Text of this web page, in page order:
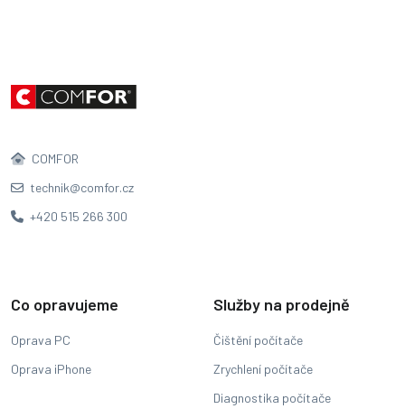
COMFOR
technik@comfor.cz
+420 515 266 300
Co opravujeme
Oprava PC
Oprava iPhone
Služby na prodejně
Čištění počítače
Zrychlení počítače
Diagnostika počítače